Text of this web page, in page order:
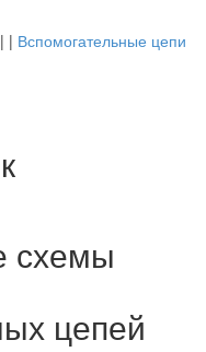
| Вспомогательные цепи
схемы
цепей